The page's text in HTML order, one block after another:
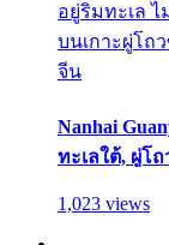
อยู่ริมทะเล
บนเกาะผู่โถ
จีน
Nanhai
ทะเลใต้, ผู่โ
1,023 views